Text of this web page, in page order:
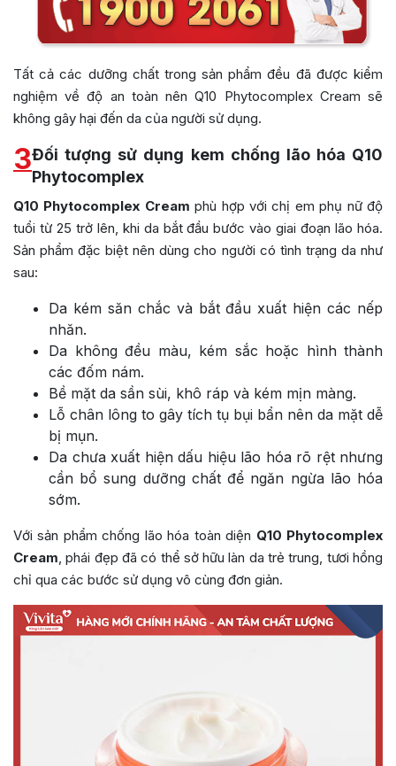
Tất cả các dưỡng chất trong sản phẩm đều đã được kiểm
nghiệm về độ an toàn nên Q10 Phytocomplex Cream sẽ
không gây hại đến da của người sử dụng.
3Đối tượng sử dụng kem chống lão hóa Q10
Phytocomplex
Q10 Phytocomplex Cream phù hợp với chị em phụ nữ độ
tuổi từ 25 trở lên, khi da bắt đầu bước vào giai đoạn lão hóa.
Sản phẩm đặc biệt nên dùng cho người có tình trạng da như
sau:
Da kém săn chắc và bắt đầu xuất hiện các nếp
nhăn.
Da không đều màu, kém sắc hoặc hình thành
các đốm nám.
Bề mặt da sần sùi, khô ráp và kém mịn màng.
Lỗ chân lông to gây tích tụ bụi bẩn nên da mặt dễ
bị mụn.
Da chưa xuất hiện dấu hiệu lão hóa rõ rệt nhưng
cần bổ sung dưỡng chất để ngăn ngừa lão hóa
sớm.
Với sản phẩm chống lão hóa toàn diện Q10 Phytocomplex
Cream, phái đẹp đã có thể sở hữu làn da trẻ trung, tươi hồng
chỉ qua các bước sử dụng vô cùng đơn giản.